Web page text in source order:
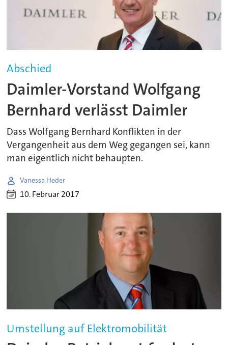
Abschied
Daimler-Vorstand Wolfgang
Bernhard verlässt Daimler
Dass Wolfgang Bernhard Konflikten in der
Vergangenheit aus dem Weg gegangen sei, kann
man eigentlich nicht behaupten.
Vanessa Heder
10. Februar 2017
Umstellung auf Elektromobilität